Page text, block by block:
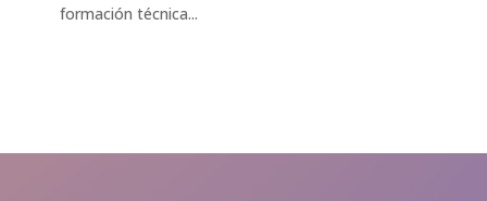
formación técnica...